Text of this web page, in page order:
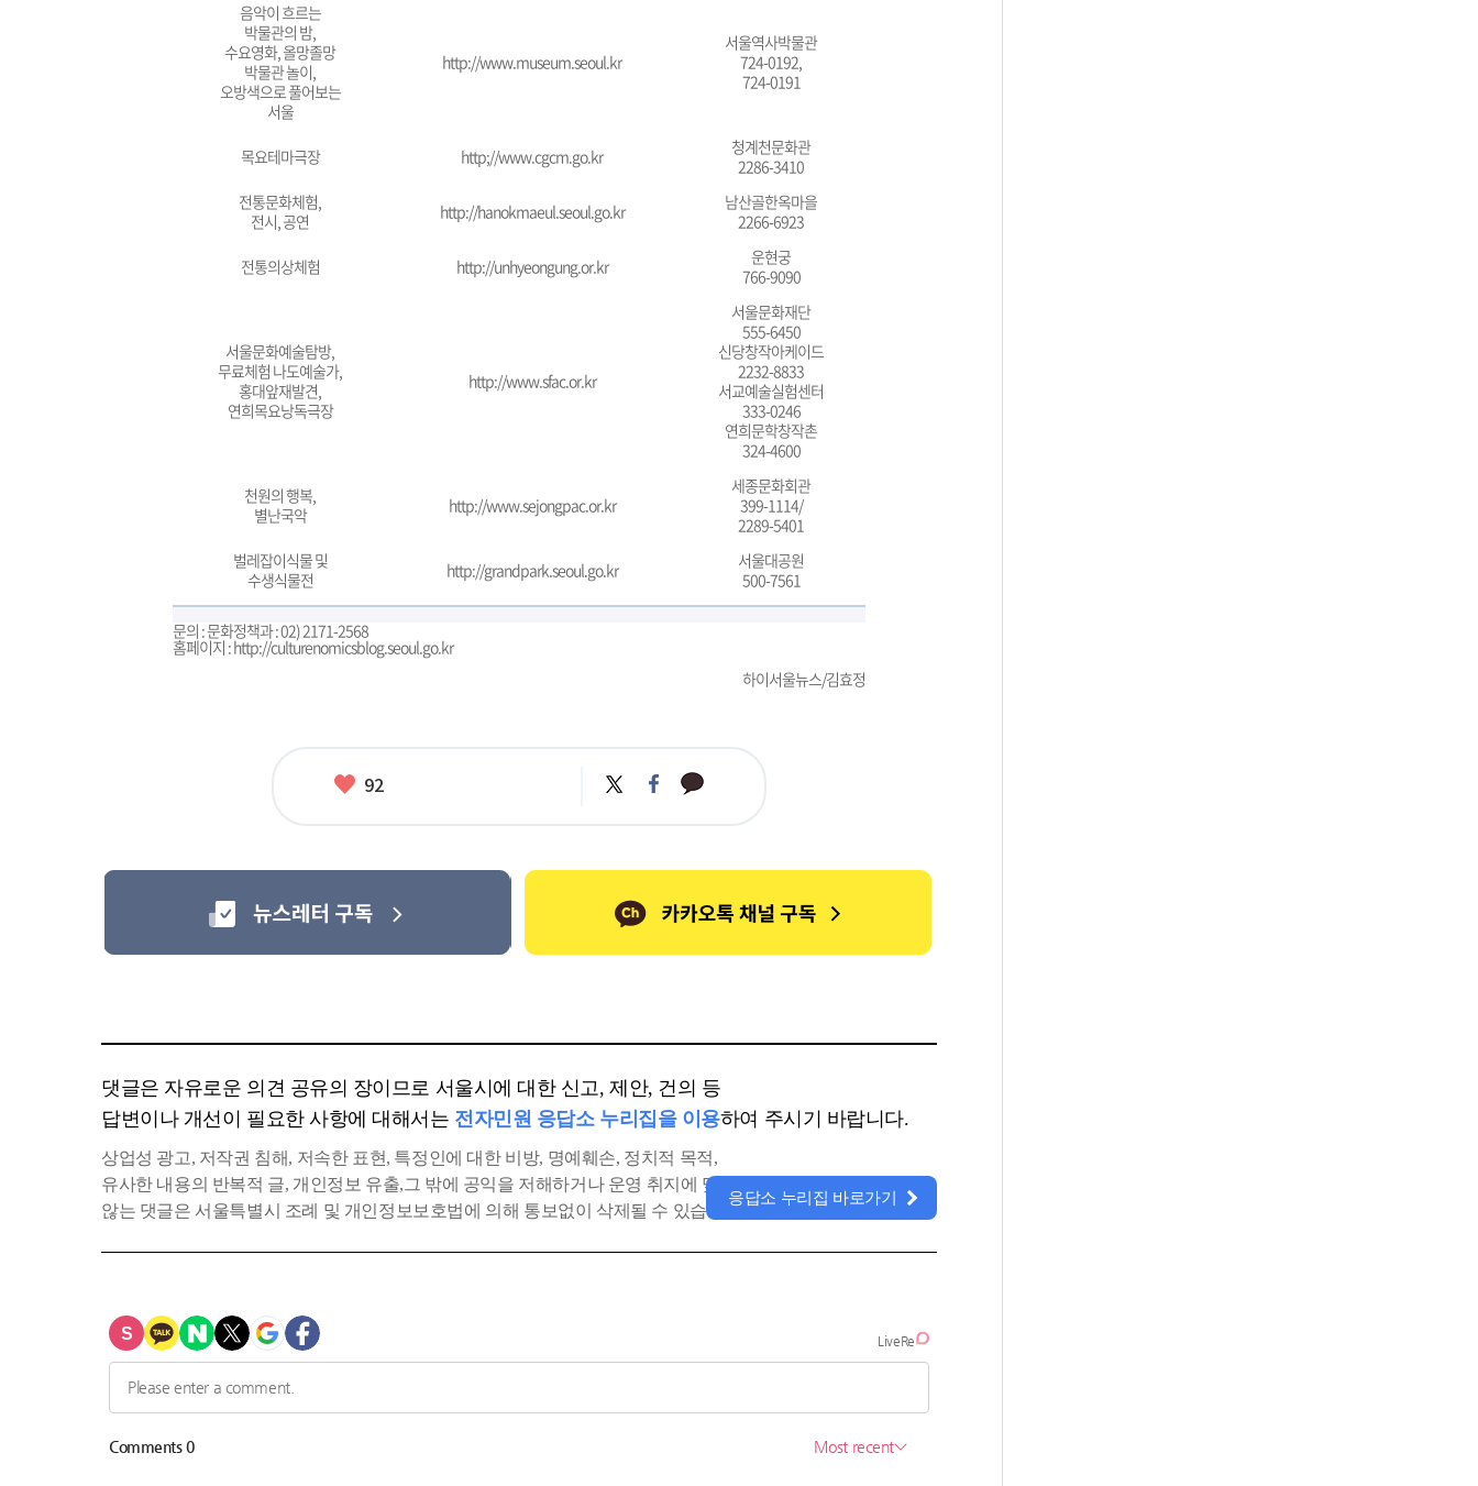
음악이 흐르는
박물관의 밤,
수요영화, 올망졸망
박물관 놀이,
오방색으로 풀어보는
서울
http://www.museum.seoul.kr
서울역사박물관
724-0192,
724-0191
목요테마극장 http;//www.cgcm.go.kr
청계천문화관
2286-3410
전통문화체험,
전시, 공연
http://hanokmaeul.seoul.go.kr
남산골한옥마을
2266-6923
전통의상체험 http://unhyeongung.or.kr
운현궁
766-9090
서울문화예술탐방,
무료체험 나도예술가,
홍대앞재발견,
연희목요낭독극장
http://www.sfac.or.kr
서울문화재단
555-6450
신당창작아케이드
2232-8833
서교예술실험센터
333-0246
연희문학창작촌
324-4600
천원의 행복,
별난국악
http://www.sejongpac.or.kr
세종문화회관
399-1114/
2289-5401
벌레잡이식물 및
수생식물전
http://grandpark.seoul.go.kr
서울대공원
500-7561
문의 : 문화정책과 : 02) 2171-2568
홈페이지 :http://culturenomicsblog.seoul.go.kr
하이서울뉴스/김효정
좋
92
트
위
페
이
카
카
댓글은 자유로운 의견 공유의 장이므로 서울시에 대한 신고, 제안, 건의 등
답변이나 개선이 필요한 사항에 대해서는 전자민원 응답소 누리집을 이용하여 주시기 바랍니다.
상업성 광고, 저작권 침해, 저속한 표현, 특정인에 대한 비방, 명예훼손, 정치적 목적,
유사한 내용의 반복적 글, 개인정보 유출,그 밖에 공익을 저해하거나 운영 취지에 맞지
않는 댓글은 서울특별시 조례 및 개인정보보호법에 의해 통보없이 삭제될 수 있습니다.
응답소 누리집 바로가기